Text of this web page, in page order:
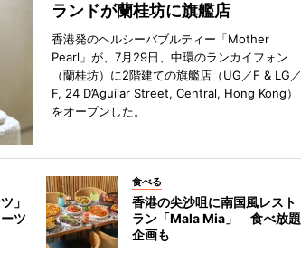
ランドが蘭桂坊に旗艦店
香港発のヘルシーバブルティー「Mother
Pearl」が、7月29日、中環のランカイフォン
（蘭桂坊）に2階建ての旗艦店（UG／F & LG／
F, 24 D’Aguilar Street, Central, Hong Kong）
をオープンした。
」
ツ
食べる
香港の尖沙咀に南国風レスト
ラン「Mala Mia」 食べ放題
企画も